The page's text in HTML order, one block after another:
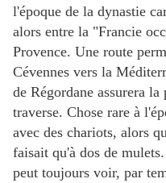
l'époque de la dynastie
alors entre la "Francie
Provence. Une route
Cévennes vers la
de Régordane assurera
traverse. Chose rare à
avec des chariots, alors
faisait qu'à dos de
peut toujours voir, par